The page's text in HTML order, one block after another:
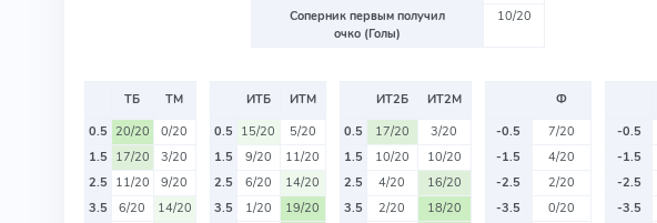
Соперник первым получил
очко (Голы)
10/20
ТБ
ТМ
0.5 20/20
0/20
1.5 17/20
3/20
2.5 11/20
9/20
3.5
6/20
14/20
ИТБ
ИТМ
0.5 15/20
5/20
1.5
9/20
11/20
2.5
6/20
14/20
3.5
1/20
19/20
ИТ2Б
ИТ2М
0.5
17/20
3/20
1.5
10/20
10/20
2.5
4/20
16/20
3.5
2/20
18/20
Ф
-0.5
7/20
-1.5
4/20
-2.5
2/20
-3.5
0/20
-0.5
-1.5
-2.5
-3.5